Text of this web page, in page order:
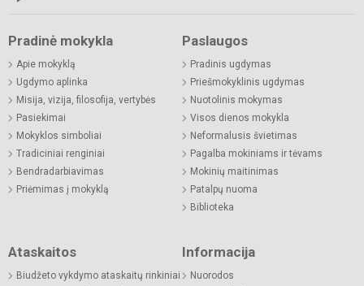
Pradinė mokykla
Apie mokyklą
Ugdymo aplinka
Misija, vizija, filosofija, vertybės
Pasiekimai
Mokyklos simboliai
Tradiciniai renginiai
Bendradarbiavimas
Priėmimas į mokyklą
Paslaugos
Pradinis ugdymas
Priešmokyklinis ugdymas
Nuotolinis mokymas
Visos dienos mokykla
Neformalusis švietimas
Pagalba mokiniams ir tėvams
Mokinių maitinimas
Patalpų nuoma
Biblioteka
Ataskaitos
Biudžeto vykdymo ataskaitų rinkiniai
Informacija
Nuorodos